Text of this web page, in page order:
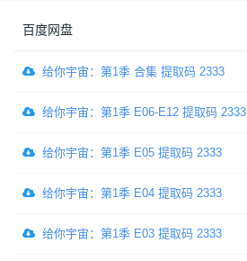
百度网盘
给你宇宙：第1季 合集 提取码 2333
给你宇宙：第1季 E06-E12 提取码 2333
给你宇宙：第1季 E05 提取码 2333
给你宇宙：第1季 E04 提取码 2333
给你宇宙：第1季 E03 提取码 2333